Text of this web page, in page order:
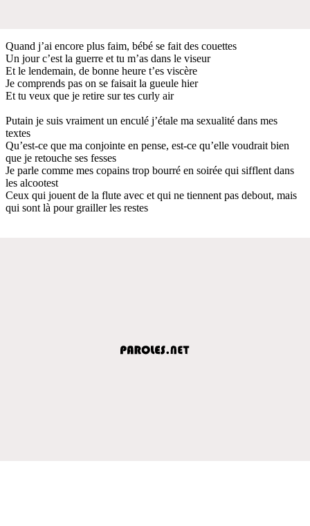
Quand j’ai encore plus faim, bébé se fait des couettes
Un jour c’est la guerre et tu m’as dans le viseur
Et le lendemain, de bonne heure t’es viscère
Je comprends pas on se faisait la gueule hier
Et tu veux que je retire sur tes curly air
Putain je suis vraiment un enculé j’étale ma sexualité dans mes
textes
Qu’est-ce que ma conjointe en pense, est-ce qu’elle voudrait bien
que je retouche ses fesses
Je parle comme mes copains trop bourré en soirée qui sifflent dans
les alcootest
Ceux qui jouent de la flute avec et qui ne tiennent pas debout, mais
qui sont là pour grailler les restes